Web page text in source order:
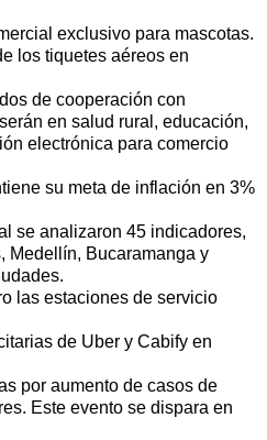
exclusivo para mascotas.
los tiquetes aéreos en
de cooperación con
en salud rural, educación,
electrónica para comercio
su meta de inflación en 3%
se analizaron 45 indicadores,
Medellín, Bucaramanga y
las estaciones de servicio
de Uber y Cabify en
por aumento de casos de
Este evento se dispara en